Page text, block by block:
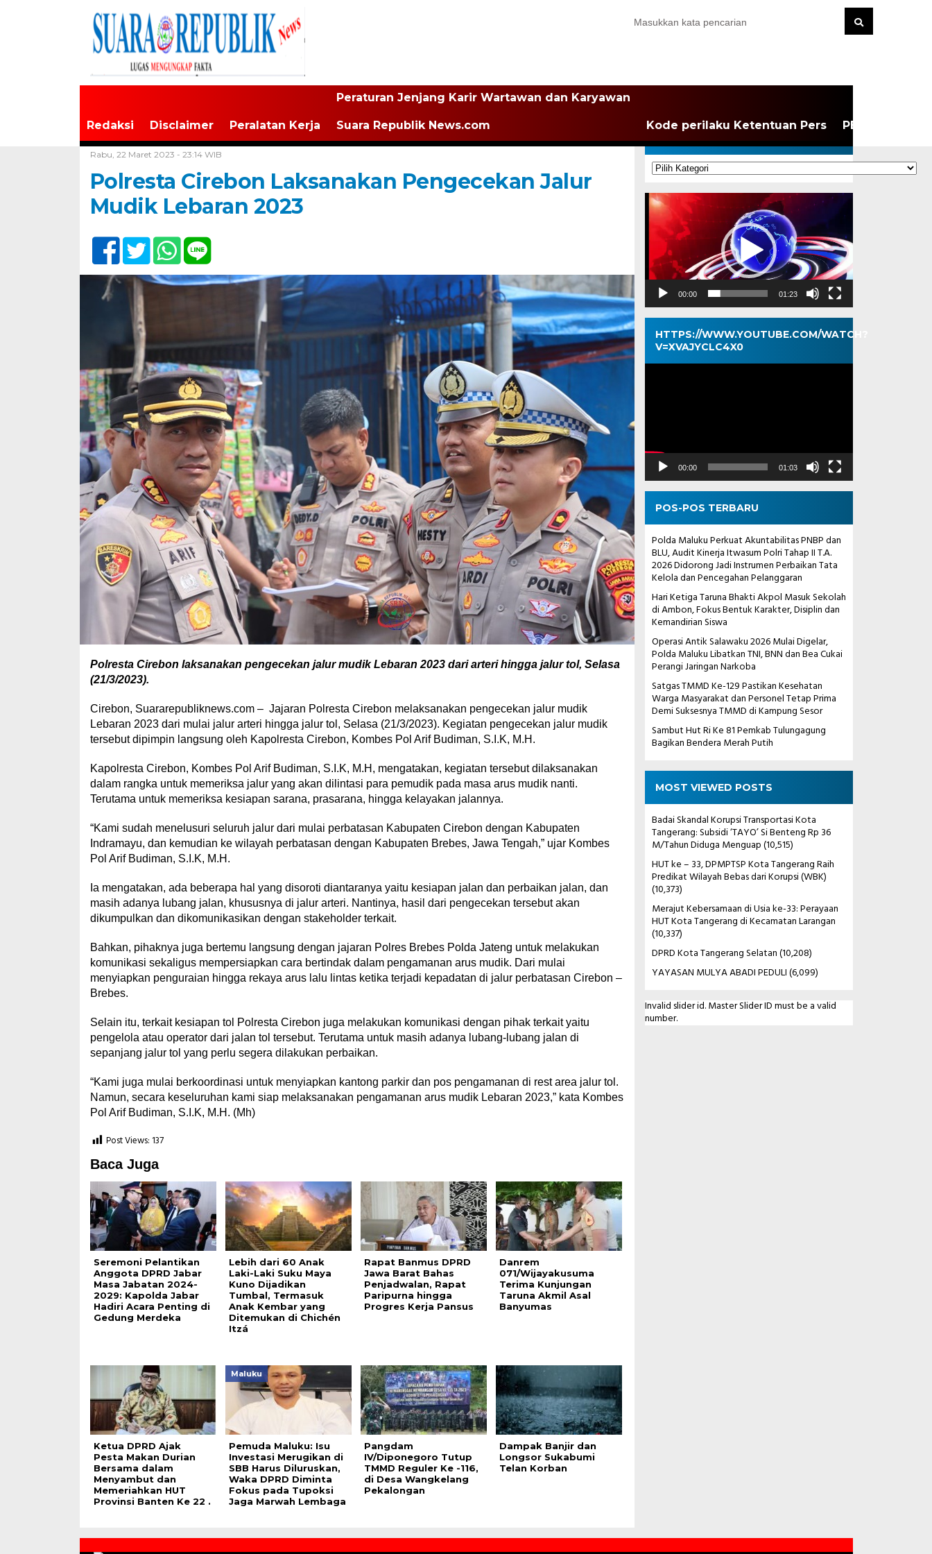
Redaksi Disclaimer Peralatan Kerja
Peraturan Jenjang Karir Wartawan dan Karyawan
Suara Republik News.com Kode perilaku Ketentuan Pers PEDOMAN
Rabu, 22 Maret 2023 - 23:14 WIB
Polresta Cirebon Laksanakan Pengecekan Jalur
Mudik Lebaran 2023
Polresta Cirebon laksanakan pengecekan jalur mudik Lebaran 2023 dari arteri hingga jalur tol, Selasa
(21/3/2023).
Cirebon, Suararepubliknews.com – Jajaran Polresta Cirebon melaksanakan pengecekan jalur mudik
Lebaran 2023 dari mulai jalur arteri hingga jalur tol, Selasa (21/3/2023). Kegiatan pengecekan jalur mudik
tersebut dipimpin langsung oleh Kapolresta Cirebon, Kombes Pol Arif Budiman, S.I.K, M.H.
Kapolresta Cirebon, Kombes Pol Arif Budiman, S.I.K, M.H, mengatakan, kegiatan tersebut dilaksanakan
dalam rangka untuk memeriksa jalur yang akan dilintasi para pemudik pada masa arus mudik nanti.
Terutama untuk memeriksa kesiapan sarana, prasarana, hingga kelayakan jalannya.
“Kami sudah menelusuri seluruh jalur dari mulai perbatasan Kabupaten Cirebon dengan Kabupaten
Indramayu, dan kemudian ke wilayah perbatasan dengan Kabupaten Brebes, Jawa Tengah,” ujar Kombes
Pol Arif Budiman, S.I.K, M.H.
Ia mengatakan, ada beberapa hal yang disoroti diantaranya yaitu kesiapan jalan dan perbaikan jalan, dan
masih adanya lubang jalan, khususnya di jalur arteri. Nantinya, hasil dari pengecekan tersebut akan
dikumpulkan dan dikomunikasikan dengan stakeholder terkait.
Bahkan, pihaknya juga bertemu langsung dengan jajaran Polres Brebes Polda Jateng untuk melakukan
komunikasi sekaligus mempersiapkan cara bertindak dalam pengamanan arus mudik. Dari mulai
menyiapkan penguraian hingga rekaya arus lalu lintas ketika terjadi kepadatan di jalur perbatasan Cirebon –
Brebes.
Selain itu, terkait kesiapan tol Polresta Cirebon juga melakukan komunikasi dengan pihak terkait yaitu
pengelola atau operator dari jalan tol tersebut. Terutama untuk masih adanya lubang-lubang jalan di
sepanjang jalur tol yang perlu segera dilakukan perbaikan.
“Kami juga mulai berkoordinasi untuk menyiapkan kantong parkir dan pos pengamanan di rest area jalur tol.
Namun, secara keseluruhan kami siap melaksanakan pengamanan arus mudik Lebaran 2023,” kata Kombes
Pol Arif Budiman, S.I.K, M.H. (Mh)
Post Views: 137
Baca Juga
Seremoni Pelantikan
Anggota DPRD Jabar
Masa Jabatan 2024-
2029: Kapolda Jabar
Hadiri Acara Penting di
Gedung Merdeka
Lebih dari 60 Anak
Laki-Laki Suku Maya
Kuno Dijadikan
Tumbal, Termasuk
Anak Kembar yang
Ditemukan di Chichén
Itzá
Rapat Banmus DPRD
Jawa Barat Bahas
Penjadwalan, Rapat
Paripurna hingga
Progres Kerja Pansus
Danrem
071/Wijayakusuma
Terima Kunjungan
Taruna Akmil Asal
Banyumas
Ketua DPRD Ajak
Pesta Makan Durian
Bersama dalam
Menyambut dan
Memeriahkan HUT
Provinsi Banten Ke 22 .
Maluku
Pemuda Maluku: Isu
Investasi Merugikan di
SBB Harus Diluruskan,
Waka DPRD Diminta
Fokus pada Tupoksi
Jaga Marwah Lembaga
Pangdam
IV/Diponegoro Tutup
TMMD Reguler Ke -116,
di Desa Wangkelang
Pekalongan
Dampak Banjir dan
Longsor Sukabumi
Telan Korban
KATEGORI
Kategori
Pemutar
Video
00:00 01:23
HTTPS://WWW.YOUTUBE.COM/WATCH?
V=XVAJYCLC4X0
Pemutar
00:00 01:03
POS-POS TERBARU
Polda Maluku Perkuat Akuntabilitas PNBP dan
BLU, Audit Kinerja Itwasum Polri Tahap II T.A.
2026 Didorong Jadi Instrumen Perbaikan Tata
Kelola dan Pencegahan Pelanggaran
Hari Ketiga Taruna Bhakti Akpol Masuk Sekolah
di Ambon, Fokus Bentuk Karakter, Disiplin dan
Kemandirian Siswa
Operasi Antik Salawaku 2026 Mulai Digelar,
Polda Maluku Libatkan TNI, BNN dan Bea Cukai
Perangi Jaringan Narkoba
Satgas TMMD Ke-129 Pastikan Kesehatan
Warga Masyarakat dan Personel Tetap Prima
Demi Suksesnya TMMD di Kampung Sesor
Sambut Hut Ri Ke 81 Pemkab Tulungagung
Bagikan Bendera Merah Putih
MOST VIEWED POSTS
Badai Skandal Korupsi Transportasi Kota
Tangerang: Subsidi ‘TAYO’ Si Benteng Rp 36
M/Tahun Diduga Menguap(10,515)
HUT ke – 33, DPMPTSP Kota Tangerang Raih
Predikat Wilayah Bebas dari Korupsi (WBK)
(10,373)
Merajut Kebersamaan di Usia ke-33: Perayaan
HUT Kota Tangerang di Kecamatan Larangan
(10,337)
DPRD Kota Tangerang Selatan(10,208)
YAYASAN MULYA ABADI PEDULI(6,099)
Invalid slider id. Master Slider ID must be a valid
number.